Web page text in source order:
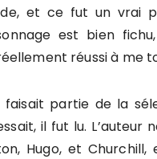
et ce fut un vrai
est bien
réussi à me
partie de la
il fut lu. L’auteur
Hugo, et Churchill,